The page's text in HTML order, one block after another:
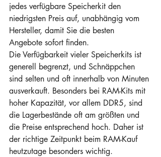
jedes verfügbare Speicherkit den
niedrigsten Preis auf, unabhängig vom
Hersteller, damit Sie die besten
Angebote sofort finden.
Die Verfügbarkeit vieler Speicherkits ist
generell begrenzt, und Schnäppchen
sind selten und oft innerhalb von Minuten
ausverkauft. Besonders bei RAM-Kits mit
hoher Kapazität, vor allem DDR5, sind
die Lagerbestände oft am größten und
die Preise entsprechend hoch. Daher ist
der richtige Zeitpunkt beim RAM-Kauf
heutzutage besonders wichtig.